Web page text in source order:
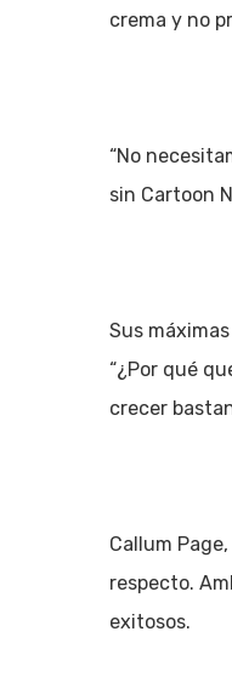
crema y no
“No
sin Cartoon
Sus
“¿Por qué
crecer
Callum
respecto.
exitosos.